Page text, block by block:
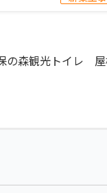
森観光トイレ 屋